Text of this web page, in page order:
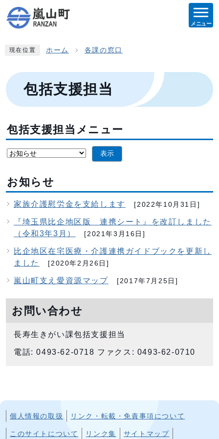
メニュー
現在位置 ホーム 各課の窓口
包括支援担当
包括支援担当メニュー
表示
お知らせ
家族介護慰労金を支給します [2022年10月31日]
『埼玉県比企地区版 連携シート』を改訂しました
（令和3年3月）
[2021年3月16日]
比企地区在宅医療・介護連携ガイドブックを更新し
ました
[2020年2月26日]
嵐山町支え愛資源マップ [2017年7月25日]
お問い合わせ
長寿生きがい課包括支援担当
電話: 0493-62-0718 ファクス: 0493-62-0710
個人情報の取扱 リンク・転載・免責事項について
このサイトについて リンク集 サイトマップ